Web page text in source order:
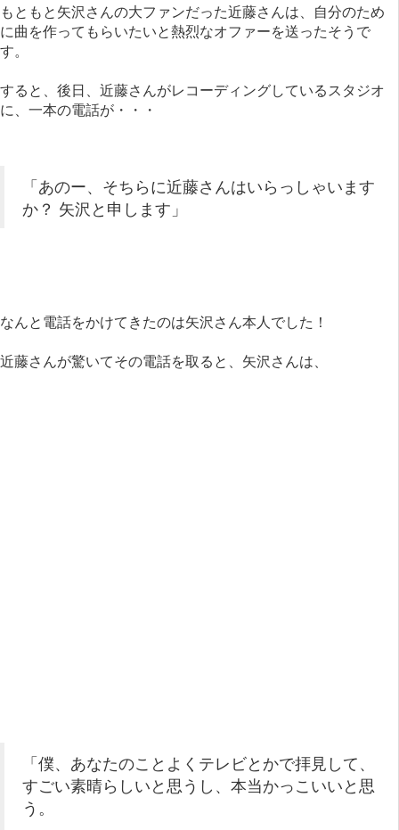
もともと矢沢さんの大ファンだった近藤さんは、自分のため
に曲を作ってもらいたいと熱烈なオファーを送ったそうで
す。
すると、後日、近藤さんがレコーディングしているスタジオ
に、一本の電話が・・・
「あのー、そちらに近藤さんはいらっしゃいます
か？ 矢沢と申します」
なんと電話をかけてきたのは矢沢さん本人でした！
近藤さんが驚いてその電話を取ると、矢沢さんは、
「僕、あなたのことよくテレビとかで拝見して、
すごい素晴らしいと思うし、本当かっこいいと思
う。